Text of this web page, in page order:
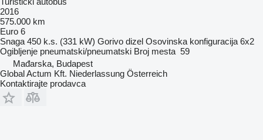
2016
575.000 km
Euro 6
Snaga 450 k.s. (331 kW) Gorivo dizel Osovinska konfiguracija 6x2
Ogibljenje pneumatski/pneumatski Broj mesta 59
Mađarska, Budapest
Global Actum Kft. Niederlassung Österreich
Kontaktirajte prodavca